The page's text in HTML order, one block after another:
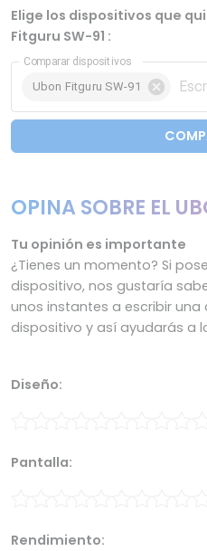
Elige los dispositivos que
Fitguru SW-91 :
Comparar dispositivos
Ubon Fitguru SW-91
OPINA SOBRE EL
Tu opinión es importante
¿Tienes un momento? Si
dispositivo, nos gustaría
unos instantes a escribir
dispositivo y así ayudarás a
Diseño:
Pantalla:
Rendimiento: